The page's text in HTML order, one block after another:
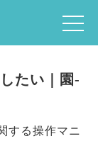
たい｜園-
する操作マニ